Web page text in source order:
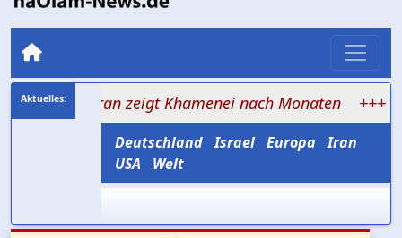
zeigt Khamenei nach Monaten +++ Netanjahu
Deutschland Israel Europa Iran
USA
Welt